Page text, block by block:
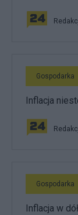
Gospodarka
Inflacja
Gospodarka
Inflacja w